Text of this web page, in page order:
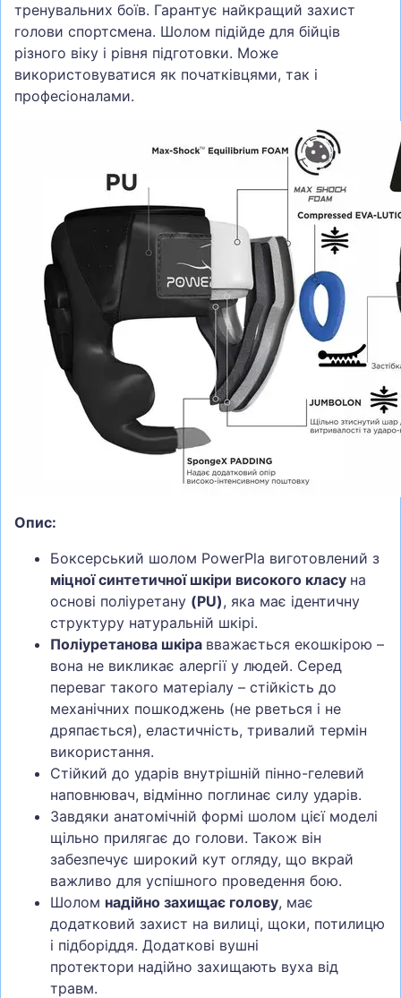
тренувальних боїв. Гарантує найкращий захист
голови спортсмена. Шолом підійде для бійців
різного віку і рівня підготовки. Може
використовуватися як початківцями, так і
професіоналами.
Опис:
Боксерський шолом PowerPla виготовлений з
міцної синтетичної шкіри високого класу на
основі поліуретану (PU), яка має ідентичну
структуру натуральній шкірі.
Поліуретанова шкіра вважається екошкірою –
вона не викликає алергії у людей. Серед
переваг такого матеріалу – стійкість до
механічних пошкоджень (не рветься і не
дряпається), еластичність, тривалий термін
використання.
Стійкий до ударів внутрішній пінно-гелевий
наповнювач, відмінно поглинає силу ударів.
Завдяки анатомічній формі шолом цієї моделі
щільно прилягає до голови. Також він
забезпечує широкий кут огляду, що вкрай
важливо для успішного проведення бою.
Шолом надійно захищає голову, має
додатковий захист на вилиці, щоки, потилицю
і підборіддя. Додаткові вушні
протектори надійно захищають вуха від
травм.